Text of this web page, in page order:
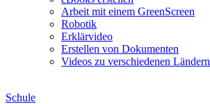
Arbeit mit einem GreenScreen
Robotik
Erklärvideo
Erstellen von Dokumenten
Videos zu verschiedenen Ländern
Schule